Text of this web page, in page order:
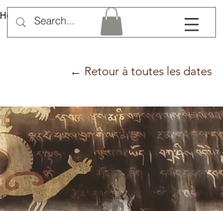
Hélène Lémery
← Retour à toutes les dates